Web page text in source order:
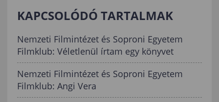
KAPCSOLÓDÓ TARTALMAK
Nemzeti Filmintézet és Soproni Egyetem
Filmklub: Véletlenül írtam egy könyvet
Nemzeti Filmintézet és Soproni Egyetem
Filmklub: Angi Vera